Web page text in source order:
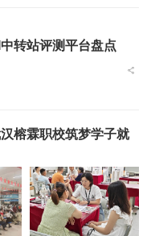
转站评测平台盘点
榕霖职校筑梦学子就